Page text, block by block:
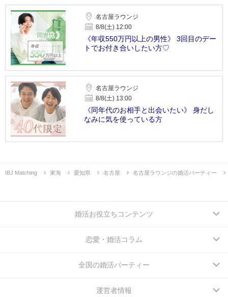
名古屋ラウンジ
8/8(土) 12:00
《年収550万円以上の男性》 3回目のデー
トでお付き合いしたい方♡
名古屋ラウンジ
8/8(土) 13:00
《同年代のお相手と出会いたい》 身だし
なみに気を使っている方
IBJ Matching 東海 愛知県 名古屋 名古屋ラウンジの婚活パーティー
婚活お役立ちコンテンツ
恋愛・婚活コラム
全国の婚活パーティー
運営者情報